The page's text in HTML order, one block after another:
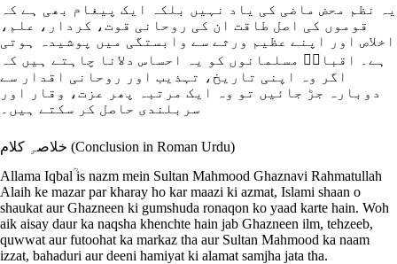
یہ نظم محض ماضی کی یاد نہیں بلکہ ایک پیغام بھی ہے کہ
قوموں کی اصل طاقت ان کی روحانی قوت، کردار، علم،
اخلاص اور اپنے عظیم ورثے سے وابستگی میں پوشیدہ ہوتی
ہے۔ اقبالؒ مسلمانوں کو یہ احساس دلانا چاہتے ہیں کہ
اگر وہ اپنی تاریخ، تہذیب اور روحانی اقدار سے
دوبارہ جڑ جائیں تو وہ ایک مرتبہ پھر عزت، وقار اور
سربلندی حاصل کر سکتے ہیں۔
خلاصہِ کلام (Conclusion in Roman Urdu)
Allama Iqbalؒ is nazm mein Sultan Mahmood Ghaznavi Rahmatullah
Alaih ke mazar par kharay ho kar maazi ki azmat, Islami shaan o
shaukat aur Ghazneen ki gumshuda ronaqon ko yaad karte hain. Woh
aik aisay daur ka naqsha khenchte hain jab Ghazneen ilm, tehzeeb,
quwwat aur futoohat ka markaz tha aur Sultan Mahmood ka naam
izzat, bahaduri aur deeni hamiyat ki alamat samjha jata tha.